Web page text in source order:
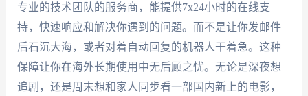
专业的技术团队的服务商，能提供7x24小时的在线支
持，快速响应和解决你遇到的问题。而不是让你发邮件
后石沉大海，或者对着自动回复的机器人干着急。这种
保障让你在海外长期使用中无后顾之忧。无论是深夜想
追剧，还是周末想和家人同步看一部国内新上的电影，